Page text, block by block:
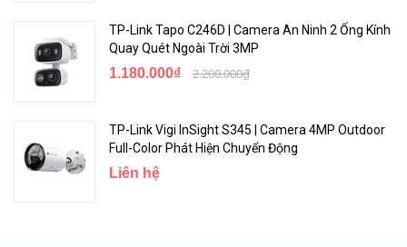
Quan sát màu sắc rõ nét, cả ngày lẫn đêm
Có được tầm nhìn rõ ràng về những kẻ xâm nhập, ngay cả trong
hình ảnh ban đêm có màu sống động lên đến 30ft (khoảng 9 mét)
để tăng cường bảo mật.
TP-Link Tapo C246D | Camera An Ninh 2 Ống Kính
Quay Quét Ngoài Trời 3MP
1.180.000₫ 2.200.000₫
TP-Link Vigi InSight S345 | Camera 4MP Outdoor
Full-Color Phát Hiện Chuyển Động
Liên hệ